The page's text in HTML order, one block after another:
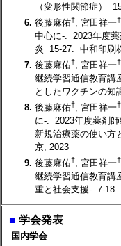
（変形性関節症）
6. 後藤麻佑†, 宮田祥一†
中心に-. 2023年度
炎 15-27. 中和印刷
7. 後藤麻佑†, 宮田祥一†
継続学習通信教育講
としたワクチンの
8. 後藤麻佑†, 宮田祥一†
に-. 2023年度薬剤
新規治療薬の使い
京, 2023
9. 後藤麻佑†, 宮田祥一†
継続学習通信教育講
重と社会支援- 7-
■ 学会発表
国内学会